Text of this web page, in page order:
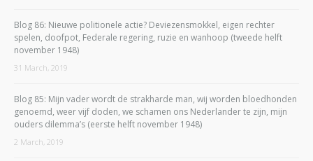
Blog 86: Nieuwe politionele actie? Deviezensmokkel, eigen rechter
spelen, doofpot, Federale regering, ruzie en wanhoop (tweede helft
november 1948)
31 March, 2019
Blog 85: Mijn vader wordt de strakharde man, wij worden bloedhonden
genoemd, weer vijf doden, we schamen ons Nederlander te zijn, mijn
ouders dilemma’s (eerste helft november 1948)
2 March, 2019